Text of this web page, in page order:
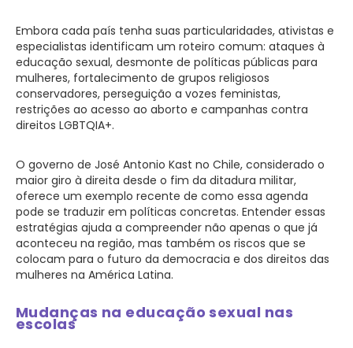
Embora cada país tenha suas particularidades, ativistas e
especialistas identificam um roteiro comum: ataques à
educação sexual, desmonte de políticas públicas para
mulheres, fortalecimento de grupos religiosos
conservadores, perseguição a vozes feministas,
restrições ao acesso ao aborto e campanhas contra
direitos LGBTQIA+.
O governo de José Antonio Kast no Chile, considerado o
maior giro à direita desde o fim da ditadura militar,
oferece um exemplo recente de como essa agenda
pode se traduzir em políticas concretas. Entender essas
estratégias ajuda a compreender não apenas o que já
aconteceu na região, mas também os riscos que se
colocam para o futuro da democracia e dos direitos das
mulheres na América Latina.
Mudanças na educação sexual nas
escolas